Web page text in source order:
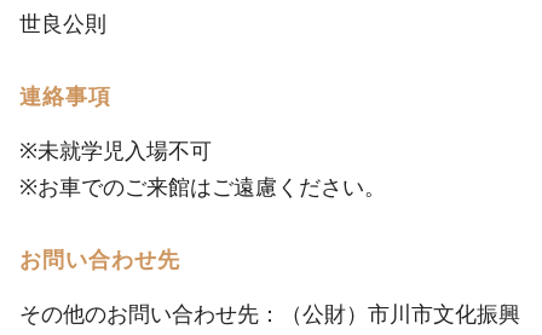
世良公則
連絡事項
※未就学児入場不可
※お車でのご来館はご遠慮ください。
お問い合わせ先
その他のお問い合わせ先：（公財）市川市文化振興